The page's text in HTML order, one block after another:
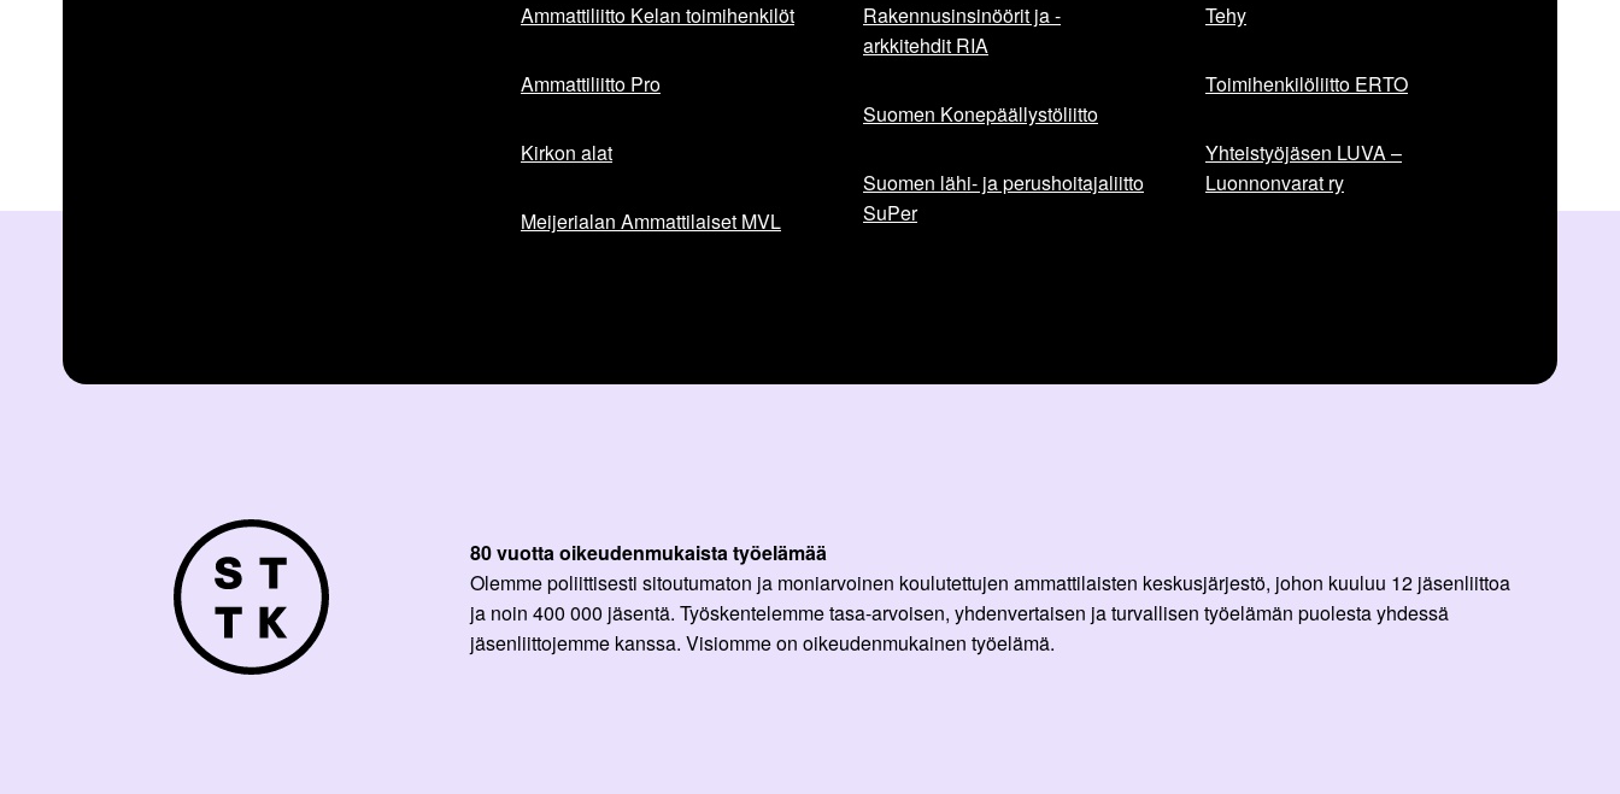
Ammattiliitto Kelan toimihenkilöt
Ammattiliitto Pro
Kirkon alat
Meijerialan Ammattilaiset MVL
Rakennusinsinöörit ja -
arkkitehdit RIA
Suomen Konepäällystöliitto
Suomen lähi- ja perushoitajaliitto
SuPer
Tehy
Toimihenkilöliitto ERTO
Yhteistyöjäsen LUVA –
Luonnonvarat ry
80 vuotta oikeudenmukaista työelämää
Olemme poliittisesti sitoutumaton ja moniarvoinen koulutettujen ammattilaisten keskusjärjestö, johon kuuluu 12 jäsenliittoa
ja noin 400 000 jäsentä. Työskentelemme tasa-arvoisen, yhdenvertaisen ja turvallisen työelämän puolesta yhdessä
jäsenliittojemme kanssa. Visiomme on oikeudenmukainen työelämä.